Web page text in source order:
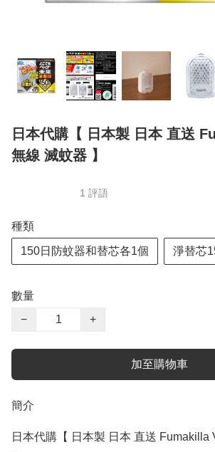
日本代購【 日本製 日本 直送
無線 滅蚊器 】
1 評語
種類
150日防蚊器和替芯各1個 淨替芯
數量
−
+
加至購物車
簡介
日本代購【 日本製 日本 直送 Fumakilla